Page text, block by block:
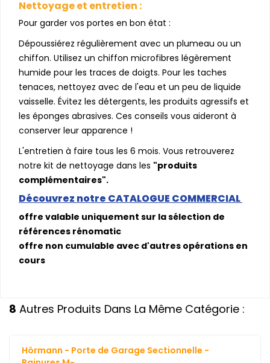
Nettoyage et entretien :
Pour garder vos portes en bon état :
Dépoussiérez régulièrement avec un plumeau ou un
chiffon. Utilisez un chiffon microfibres légèrement
humide pour les traces de doigts. Pour les taches
tenaces, nettoyez avec de l'eau et un peu de liquide
vaisselle. Évitez les détergents, les produits agressifs et
les éponges abrasives. Ces conseils vous aideront à
conserver leur apparence !
L'entretien à faire tous les 6 mois. Vous retrouverez
notre kit de nettoyage dans les "produits
complémentaires".
Découvrez notre CATALOGUE COMMERCIAL
offre valable uniquement sur la sélection de
références rénomatic
offre non cumulable avec d'autres opérations en
cours
8 Autres Produits Dans La Même Catégorie :
Hörmann - Porte de Garage Sectionnelle -